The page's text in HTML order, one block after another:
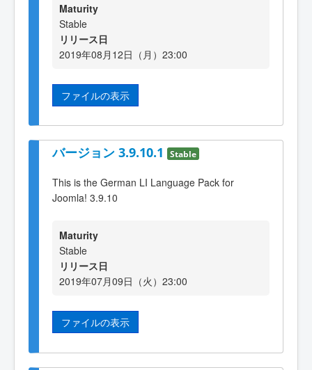
Maturity
Stable
リリース日
2019年08月12日（月）23:00
ファイルの表示
バージョン 3.9.10.1 Stable
This is the German LI Language Pack for
Joomla! 3.9.10
Maturity
Stable
リリース日
2019年07月09日（火）23:00
ファイルの表示